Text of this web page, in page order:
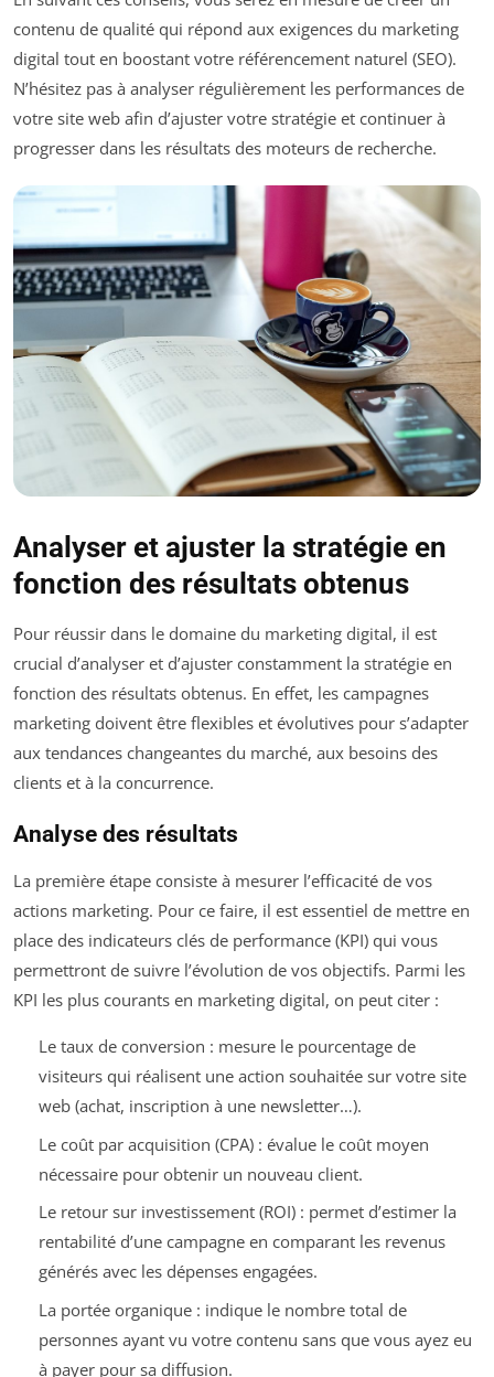
contenu de qualité qui répond aux exigences du marketing
digital tout en boostant votre référencement naturel (SEO).
N’hésitez pas à analyser régulièrement les performances de
votre site web afin d’ajuster votre stratégie et continuer à
progresser dans les résultats des moteurs de recherche.
Analyser et ajuster la stratégie en
fonction des résultats obtenus
Pour réussir dans le domaine du marketing digital, il est
crucial d’analyser et d’ajuster constamment la stratégie en
fonction des résultats obtenus. En effet, les campagnes
marketing doivent être flexibles et évolutives pour s’adapter
aux tendances changeantes du marché, aux besoins des
clients et à la concurrence.
Analyse des résultats
La première étape consiste à mesurer l’efficacité de vos
actions marketing. Pour ce faire, il est essentiel de mettre en
place des indicateurs clés de performance (KPI) qui vous
permettront de suivre l’évolution de vos objectifs. Parmi les
KPI les plus courants en marketing digital, on peut citer :
Le taux de conversion : mesure le pourcentage de
visiteurs qui réalisent une action souhaitée sur votre site
web (achat, inscription à une newsletter…).
Le coût par acquisition (CPA) : évalue le coût moyen
nécessaire pour obtenir un nouveau client.
Le retour sur investissement (ROI) : permet d’estimer la
rentabilité d’une campagne en comparant les revenus
générés avec les dépenses engagées.
La portée organique : indique le nombre total de
personnes ayant vu votre contenu sans que vous ayez eu
à payer pour sa diffusion.